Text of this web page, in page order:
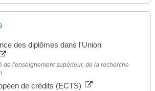
des diplômes dans l'Union
de l'enseignement supérieur, de la recherche
de crédits (ECTS)